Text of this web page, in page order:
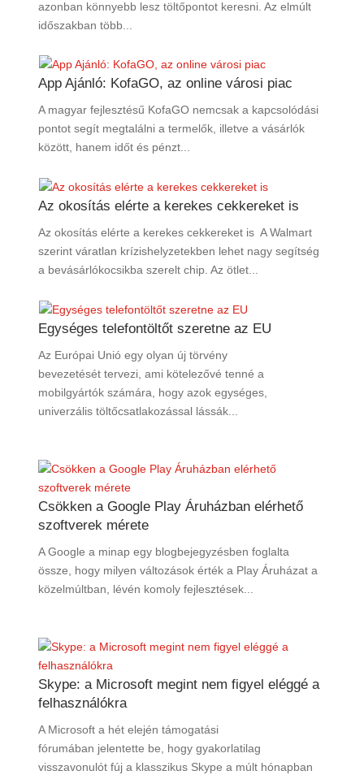
azonban könnyebb lesz töltőpontot keresni. Az elmúlt
időszakban több...
App Ajánló: KofaGO, az online városi piac
A magyar fejlesztésű KofaGO nemcsak a kapcsolódási
pontot segít megtalálni a termelők, illetve a vásárlók
között, hanem időt és pénzt...
Az okosítás elérte a kerekes cekkereket is
Az okosítás elérte a kerekes cekkereket is A Walmart
szerint váratlan krízishelyzetekben lehet nagy segítség
a bevásárlókocsikba szerelt chip. Az ötlet...
Egységes telefontöltőt szeretne az EU
Az Európai Unió egy olyan új törvény
bevezetését tervezi, ami kötelezővé tenné a
mobilgyártók számára, hogy azok egységes,
univerzális töltőcsatlakozással lássák...
Csökken a Google Play Áruházban elérhető
szoftverek mérete
A Google a minap egy blogbejegyzésben foglalta
össze, hogy milyen változások érték a Play Áruházat a
közelmúltban, lévén komoly fejlesztések...
Skype: a Microsoft megint nem figyel eléggé a
felhasználókra
A Microsoft a hét elején támogatási
fórumában jelentette be, hogy gyakorlatilag
visszavonulót fúj a klasszikus Skype a múlt hónapban